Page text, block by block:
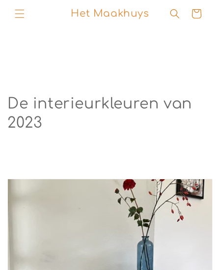
de
Het Maakhuys Winkelwagen
De interieurkleuren van
2023